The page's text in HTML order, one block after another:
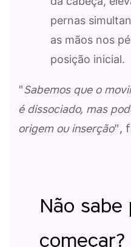
pernas
as mãos nos
posição inicial.
"Sabemos que o
é dissociado, mas
origem ou inserção",
Não sabe